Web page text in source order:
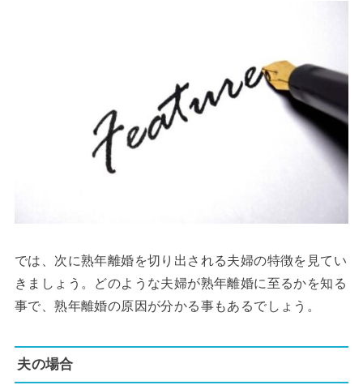
では、次に熟年離婚を切り出される夫婦の特徴を見てい
きましょう。どのような夫婦が熟年離婚に至るかを知る
事で、熟年離婚の原因が分かる事もあるでしょう。
夫の場合